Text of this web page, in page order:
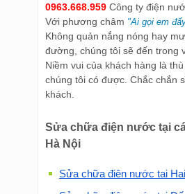
0963.668.959 Công ty điện
Với phương châm "Ai gọi em
Không quản nắng nóng hay
đường, chúng tôi sẽ đến trong
Niềm vui của khách hàng là
chúng tôi có được. Chắc chắn
khách.
Sửa chữa điện nước tại
Hà Nội
Sửa chữa điện nước tại